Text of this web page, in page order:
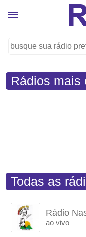
Rádios mais
Todas as
Rádio
ao vivo